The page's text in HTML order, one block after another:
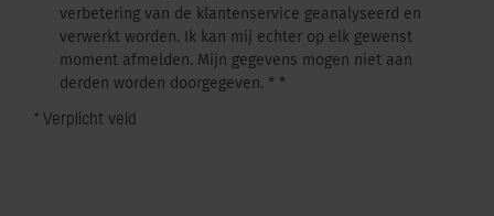
verbetering van de klantenservice geanalyseerd en
verwerkt worden. Ik kan mij echter op elk gewenst
moment afmelden. Mijn gegevens mogen niet aan
derden worden doorgegeven. * *
* Verplicht veld